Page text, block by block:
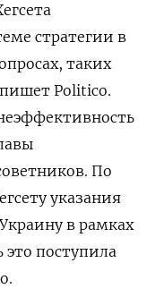
стратегии в
таких
Politico.
По
указания
в рамках
поступила